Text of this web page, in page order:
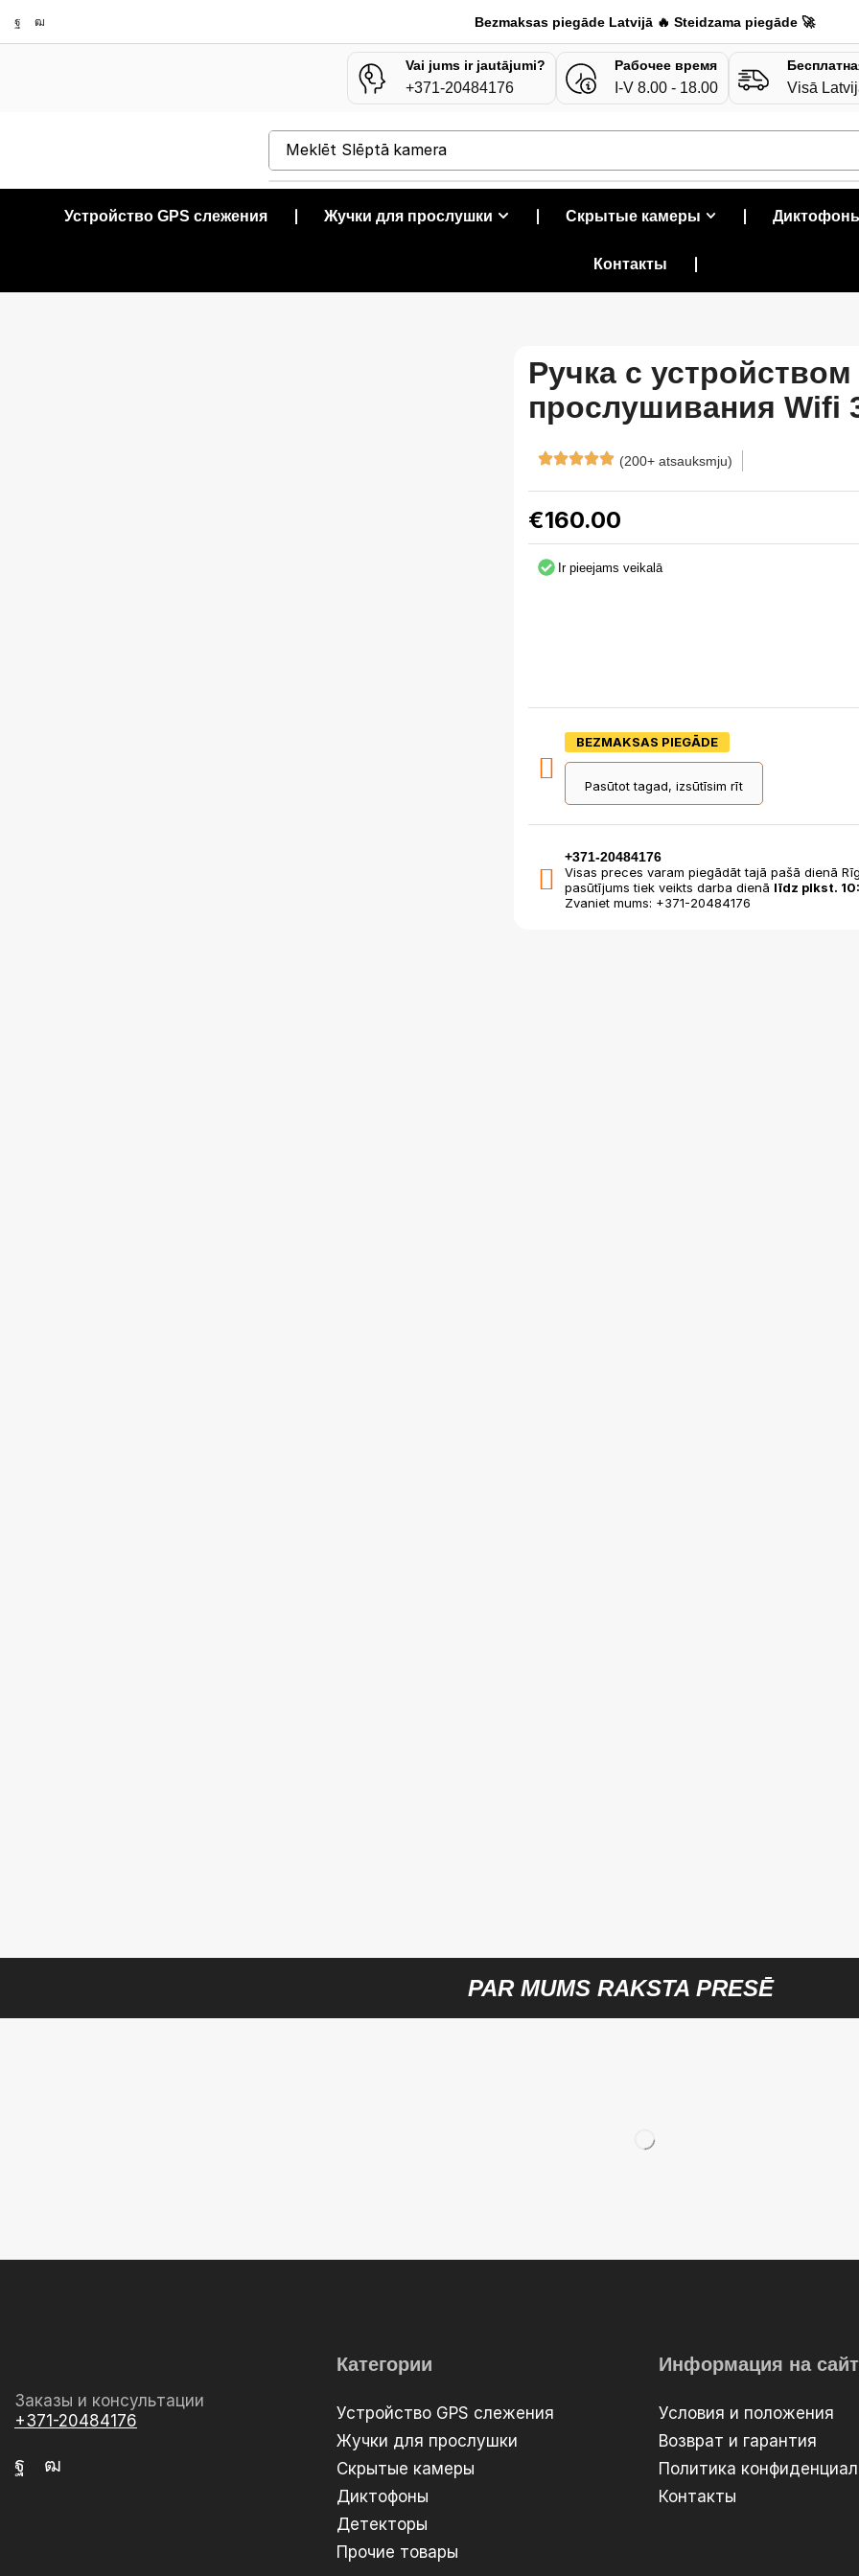
Bezmaksas piegāde Latvijā 🔥 Steidzama piegāde 🚀
Vai jums ir jautājumi?
+371-20484176
Рабочее время
I-V 8.00 - 18.00 Visā
Meklēt Slēptā kamera
Устройство GPS слежения Жучки для прослушки Скрытые камеры
Контакты
Ручка с
прослушивания Wifi
(200+ atsauksmju)
€160.00
Ir pieejams veikalā
BEZMAKSAS PIEGĀDE
Pasūtot tagad, izsūtīsim rīt
+371-20484176
Visas preces varam piegādāt tajā pašā dienā
pasūtījums tiek veikts darba dienā līdz plkst.
Zvaniet mums: +371-20484176
PAR MUMS RAKSTA PRESĒ
Заказы и консультации
+371-20484176
Категории
Устройство GPS слежения
Жучки для прослушки
Скрытые камеры
Диктофоны
Детекторы
Прочие товары
Информация на
Условия и положения
Возврат и гарантия
Политика
Контакты